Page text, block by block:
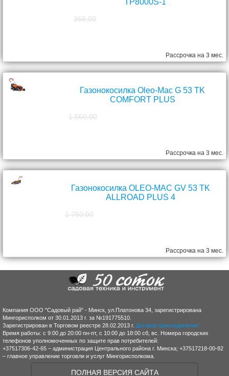
TP8000S-1
368,00
Рассрочка на 3 мес.
Газонокосилка Oleo-Mac G 53 TK
COMFORT PLUS
1 550,00
Рассрочка на 3 мес.
Газонокосилка OLEO-MAC GV 53 TK
ALLROAD PLUS 4
1 750,00
Рассрочка на 3 мес.
Компания ООО "Садовый рай" - Минск, ул.Платонова 34, зарегистрирована
Мингорисполком от 30.01.2013 г. за №191775510.
Зарегистрирован в Торговом реестре 28.02.2013 г. Договор присоединения
Время работы: с 9:00 до 20:00 пн-пт, с 10:00 до 18:00 сб, вс. Номера городских
телефонов уполномоченных по защите прав потребителей:
+37517306-42-65 – администрация Центрального района г. Минска; +37517218-00-82
– главное управление торговли и услуг Мингорисполкома.
ПОЛНАЯ ВЕРСИЯ САЙТА